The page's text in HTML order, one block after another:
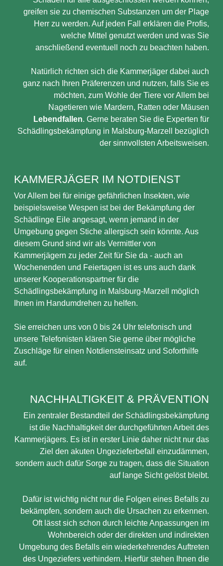
greifen sie zu chemischen Substanzen um der Plage
Herr zu werden. Auf jeden Fall erklären die Profis,
welche Mittel genutzt werden und was Sie
anschließend eventuell noch zu beachten haben.
Natürlich richten sich die Kammerjäger dabei auch
ganz nach Ihren Präferenzen und nutzen, falls Sie es
möchten, zum Wohle der Tiere vor Allem bei
Nagetieren wie Mardern, Ratten oder Mäusen
Lebendfallen. Gerne beraten Sie die Experten für
Schädlingsbekämpfung in Malsburg-Marzell bezüglich
der sinnvollsten Arbeitsweisen.
KAMMERJÄGER IM NOTDIENST
Vor Allem bei für einige gefährlichen Insekten, wie
beispielsweise Wespen ist bei der Bekämpfung der
Schädlinge Eile angesagt, wenn jemand in der
Umgebung gegen Stiche allergisch sein könnte. Aus
diesem Grund sind wir als Vermittler von
Kammerjägern zu jeder Zeit für Sie da - auch an
Wochenenden und Feiertagen ist es uns auch dank
unserer Kooperationspartner für die
Schädlingsbekämpfung in Malsburg-Marzell möglich
Ihnen im Handumdrehen zu helfen.
Sie erreichen uns von 0 bis 24 Uhr telefonisch und
unsere Telefonisten klären Sie gerne über mögliche
Zuschläge für einen Notdiensteinsatz und Soforthilfe
auf.
NACHHALTIGKEIT & PRÄVENTION
Ein zentraler Bestandteil der Schädlingsbekämpfung
ist die Nachhaltigkeit der durchgeführten Arbeit des
Kammerjägers. Es ist in erster Linie daher nicht nur das
Ziel den akuten Ungezieferbefall einzudämmen,
sondern auch dafür Sorge zu tragen, dass die Situation
auf lange Sicht gelöst bleibt.
Dafür ist wichtig nicht nur die Folgen eines Befalls zu
bekämpfen, sondern auch die Ursachen zu erkennen.
Oft lässt sich schon durch leichte Anpassungen im
Wohnbereich oder der direkten und indirekten
Umgebung des Befalls ein wiederkehrendes Auftreten
des Ungeziefers verhindern. Hierfür stehen Ihnen die